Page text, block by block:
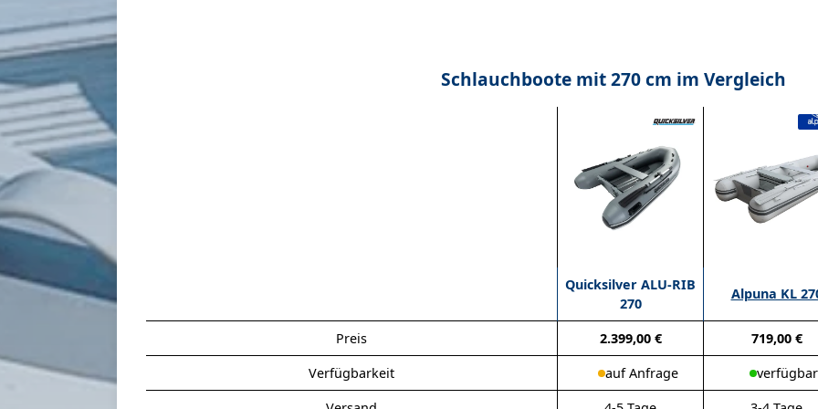
Schlauchboote mit 270 cm im Vergleich
Quicksilver ALU-RIB
270
Alpuna KL
Preis 2.399,00 € 719,00 €
Verfügbarkeit
auf Anfrage verfügbar